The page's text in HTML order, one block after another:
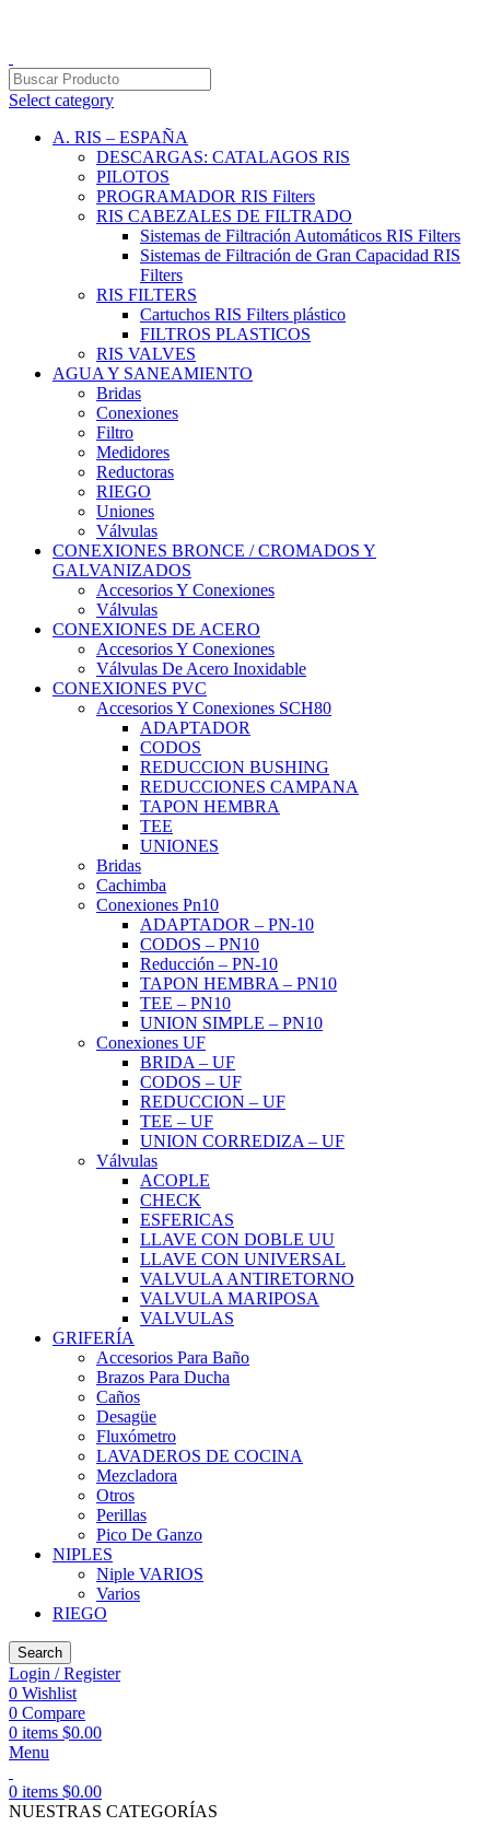
Select category
A. RIS – ESPAÑA
DESCARGAS: CATALAGOS RIS
PILOTOS
PROGRAMADOR RIS Filters
RIS CABEZALES DE FILTRADO
Sistemas de Filtración Automáticos RIS Filters
Sistemas de Filtración de Gran Capacidad RIS
Filters
RIS FILTERS
Cartuchos RIS Filters plástico
FILTROS PLASTICOS
RIS VALVES
AGUA Y SANEAMIENTO
Bridas
Conexiones
Filtro
Medidores
Reductoras
RIEGO
Uniones
Válvulas
CONEXIONES BRONCE / CROMADOS Y
GALVANIZADOS
Accesorios Y Conexiones
Válvulas
CONEXIONES DE ACERO
Accesorios Y Conexiones
Válvulas De Acero Inoxidable
CONEXIONES PVC
Accesorios Y Conexiones SCH80
ADAPTADOR
CODOS
REDUCCION BUSHING
REDUCCIONES CAMPANA
TAPON HEMBRA
TEE
UNIONES
Bridas
Cachimba
Conexiones Pn10
ADAPTADOR – PN-10
CODOS – PN10
Reducción – PN-10
TAPON HEMBRA – PN10
TEE – PN10
UNION SIMPLE – PN10
Conexiones UF
BRIDA – UF
CODOS – UF
REDUCCION – UF
TEE – UF
UNION CORREDIZA – UF
Válvulas
ACOPLE
CHECK
ESFERICAS
LLAVE CON DOBLE UU
LLAVE CON UNIVERSAL
VALVULA ANTIRETORNO
VALVULA MARIPOSA
VALVULAS
GRIFERÍA
Accesorios Para Baño
Brazos Para Ducha
Caños
Desagüe
Fluxómetro
LAVADEROS DE COCINA
Mezcladora
Otros
Perillas
Pico De Ganzo
NIPLES
Niple VARIOS
Varios
RIEGO
Search
Login / Register
0 Wishlist
0 Compare
0 items $0.00
Menu
0 items $0.00
NUESTRAS CATEGORÍAS